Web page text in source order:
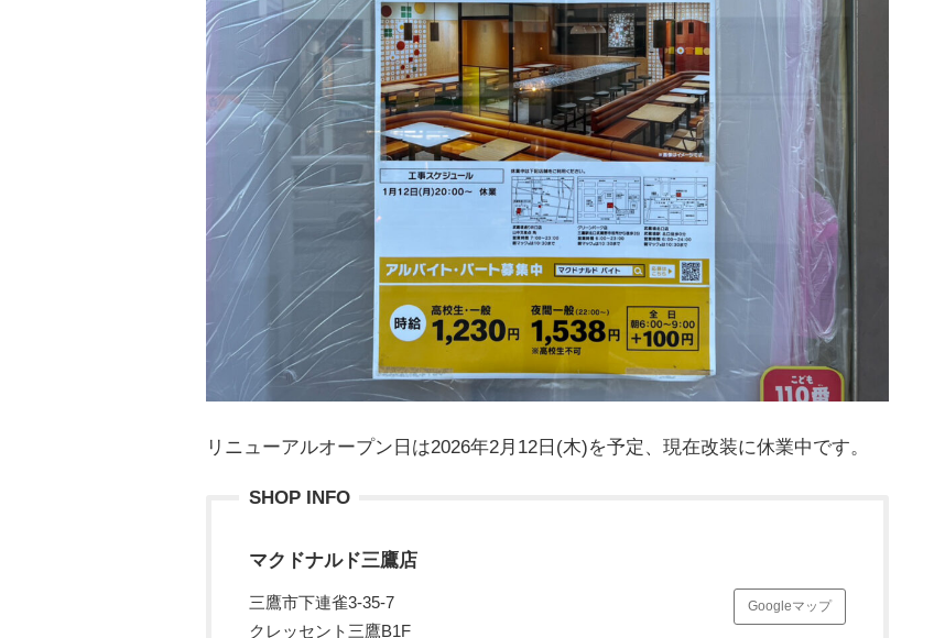
リニューアルオープン日は2026年2月12日(木)を予定、現在改装に休業中です。
SHOP INFO
マクドナルド三鷹店
Googleマップ
三鷹市下連雀3-35-7
クレッセント三鷹B1F